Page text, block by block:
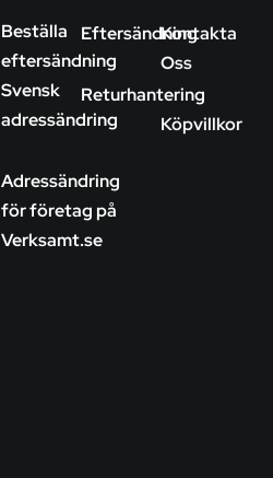
Beställa
eftersändning
Svensk
adressändring
Adressändring
för företag på
Verksamt.se
Eftersändning
Returhantering
Kontakta
Oss
Köpvillkor